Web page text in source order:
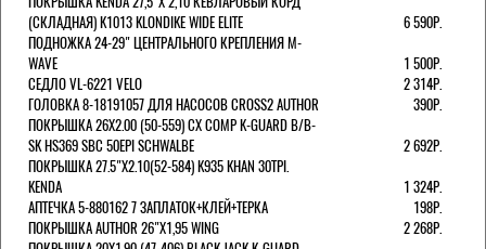
(СКЛАДНАЯ) K1013 KLONDIKE WIDE ELITE
6 590Р.
ПОДНОЖКА 24-29" ЦЕНТРАЛЬНОГО КРЕПЛЕНИЯ M-
WAVE
1 500Р.
СЕДЛО VL-6221 VELO
2 314Р.
ГОЛОВКА 8-18191057 ДЛЯ НАСОСОВ CROSS2 AUTHOR
390Р.
ПОКРЫШКА 26X2.00 (50-559) CX COMP K-GUARD B/B-
SK HS369 SBC 50EPI SCHWALBE
2 692Р.
ПОКРЫШКА 27.5"Х2.10(52-584) K935 KHAN 30TPI.
KENDA
1 324Р.
АПТЕЧКА 5-880162 7 ЗАПЛАТОК+КЛЕЙ+ТЕРКА
198Р.
ПОКРЫШКА AUTHOR 26"Х1,95 WING
2 268Р.